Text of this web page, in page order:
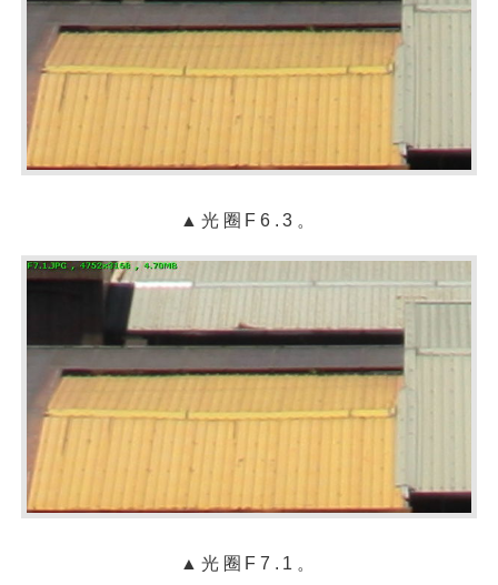
▲光圈F6.3。
▲光圈F7.1。